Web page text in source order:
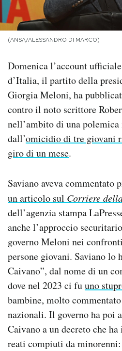
I MIEI PREFERITI
CALENDARIO
AREA PERSONALE
Area Personale
Newsletter
Hai bisogno di aiuto?
Esci
(ANSA/ALESSANDRO DI MARCO)
Domenica l’account
d’Italia, il partito della
Giorgia Meloni, ha
contro il noto scrittore
nell’ambito di una polemica
dall’omicidio di tre giovani
giro di un mese.
Saviano aveva
un articolo sul Corriere
dell’agenzia stampa
anche l’approccio
governo Meloni nei
persone giovani. Saviano lo
Caivano”, dal nome di un
dove nel 2023 ci fuuno
bambine, molto
nazionali. Il governo ha poi
Caivano a un decreto che
reati compiuti da